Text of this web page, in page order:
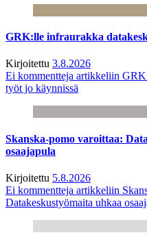
GRK:lle infraurakka
Kirjoitettu 3.8.2026
Ei kommentteja artikkeliin
työt jo käynnissä
Skanska-pomo varoittaa:
osaajapula
Kirjoitettu 5.8.2026
Ei kommentteja artikkeliin
Datakeskustyömaita uhkaa